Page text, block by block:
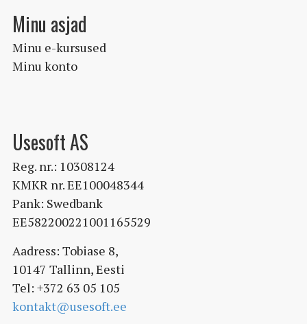
Minu asjad
Minu e-kursused
Minu konto
Usesoft AS
Reg. nr.: 10308124
KMKR nr. EE100048344
Pank: Swedbank
EE582200221001165529
Aadress: Tobiase 8,
10147 Tallinn, Eesti
Tel: +372 63 05 105
kontakt@usesoft.ee